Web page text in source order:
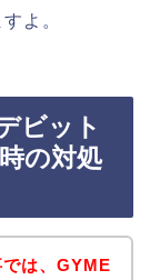
よ。
ビット
の対処
は、GYME